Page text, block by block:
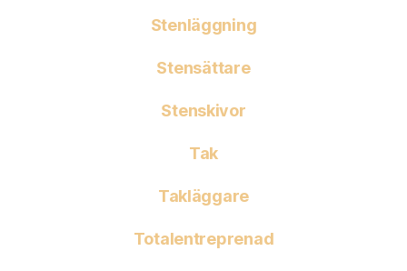
Stenläggning
Stensättare
Stenskivor
Tak
Takläggare
Totalentreprenad